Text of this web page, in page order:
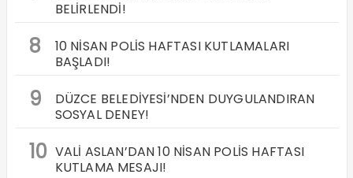
BELİRLENDİ!
8
10 NİSAN POLİS HAFTASI KUTLAMALARI
BAŞLADI!
9
DÜZCE BELEDİYESİ’NDEN DUYGULANDIRAN
SOSYAL DENEY!
10 VALİ ASLAN’DAN 10 NİSAN POLİS HAFTASI
KUTLAMA MESAJI!